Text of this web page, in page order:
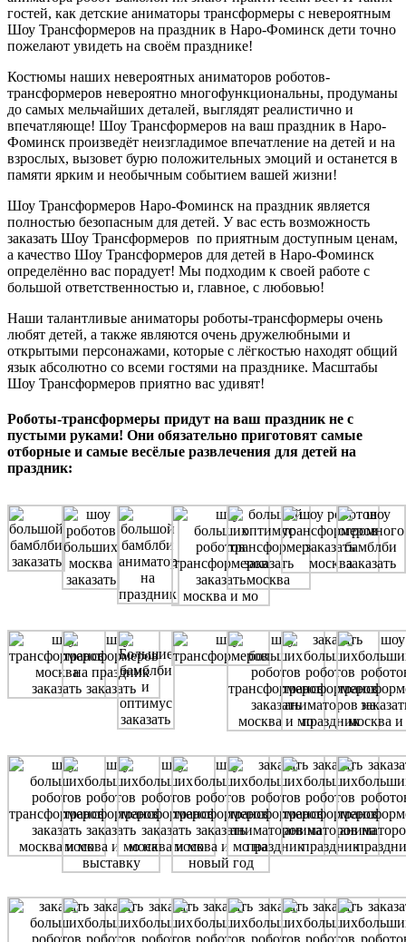
гостей, как детские аниматоры трансформеры с невероятным
Шоу Трансформеров на праздник в Наро-Фоминск дети точно
пожелают увидеть на своём празднике!
Костюмы наших невероятных аниматоров роботов-
трансформеров невероятно многофункциональны, продуманы
до самых мельчайших деталей, выглядят реалистично и
впечатляюще! Шоу Трансформеров на ваш праздник в Наро-
Фоминск произведёт неизгладимое впечатление на детей и на
взрослых, вызовет бурю положительных эмоций и останется в
памяти ярким и необычным событием вашей жизни!
Шоу Трансформеров Наро-Фоминск на праздник является
полностью безопасным для детей. У вас есть возможность
заказать Шоу Трансформеров по приятным доступным ценам,
а качество Шоу Трансформеров для детей в Наро-Фоминск
определённо вас порадует! Мы подходим к своей работе с
большой ответственностью и, главное, с любовью!
Наши талантливые аниматоры роботы-трансформеры очень
любят детей, а также являются очень дружелюбными и
открытыми персонажами, которые с лёгкостью находят общий
язык абсолютно со всеми гостями на празднике. Масштабы
Шоу Трансформеров приятно вас удивят!
Роботы-трансформеры придут на ваш праздник не с
пустыми руками! Они обязательно приготовят самые
отборные и самые весёлые развлечения для детей на
праздник: